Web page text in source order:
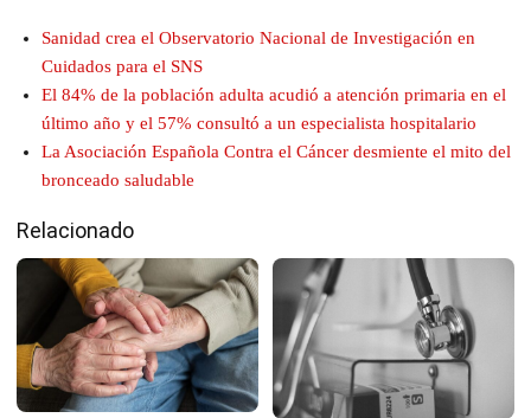
Sanidad crea el Observatorio Nacional de Investigación en
Cuidados para el SNS
El 84% de la población adulta acudió a atención primaria en el
último año y el 57% consultó a un especialista hospitalario
La Asociación Española Contra el Cáncer desmiente el mito del
bronceado saludable
Relacionado